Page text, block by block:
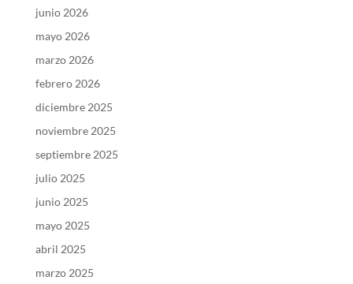
junio 2026
mayo 2026
marzo 2026
febrero 2026
diciembre 2025
noviembre 2025
septiembre 2025
julio 2025
junio 2025
mayo 2025
abril 2025
marzo 2025